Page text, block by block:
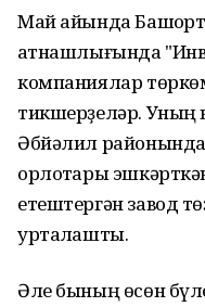
Май айында
ҡатнашлығында
компаниялар
тикшерҙеләр. Уның
Әбйәлил
орлоҡтары
етештергән завод
уртаҡлашты.
Әле бының өсөн